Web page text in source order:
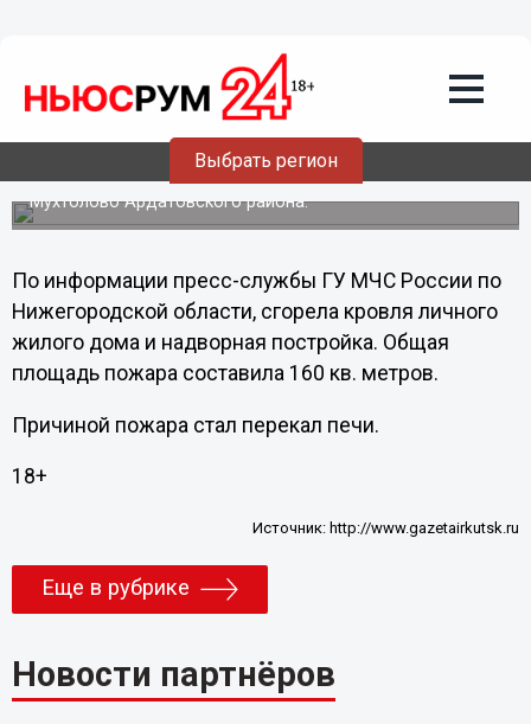
Выбрать регион
18.02.201313:50
Крыша жилого дома сгорела в
Нижегородской области
17 февраля в 07.24 пожар произошел в поселке
Мухтолово Ардатовского района.
По информации пресс-службы ГУ МЧС России по
Нижегородской области, сгорела кровля личного
жилого дома и надворная постройка. Общая
площадь пожара составила 160 кв. метров.
Причиной пожара стал перекал печи.
18+
Источник: http://www.gazetairkutsk.ru
Еще в рубрике
Новости партнёров